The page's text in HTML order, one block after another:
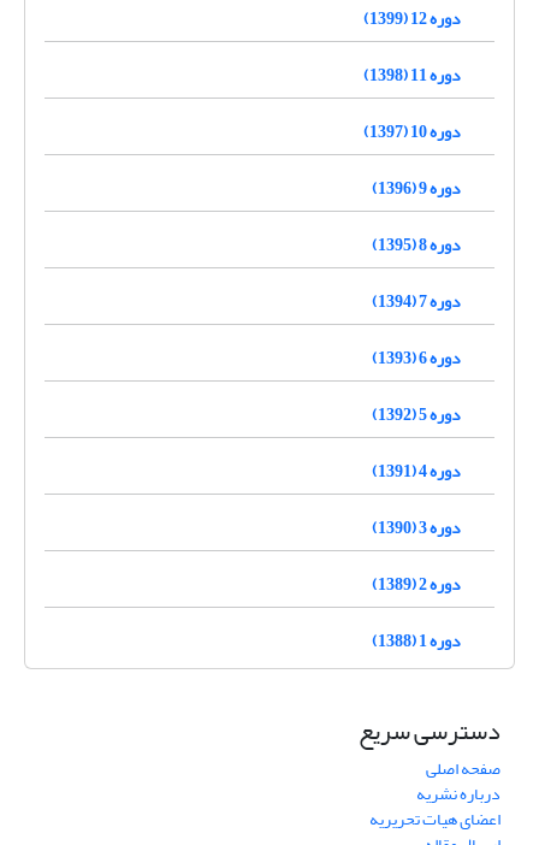
دوره 12 (1399)
دوره 11 (1398)
دوره 10 (1397)
دوره 9 (1396)
دوره 8 (1395)
دوره 7 (1394)
دوره 6 (1393)
دوره 5 (1392)
دوره 4 (1391)
دوره 3 (1390)
دوره 2 (1389)
دوره 1 (1388)
دسترسی سریع
صفحه اصلی
درباره نشریه
اعضای هیات تحریریه